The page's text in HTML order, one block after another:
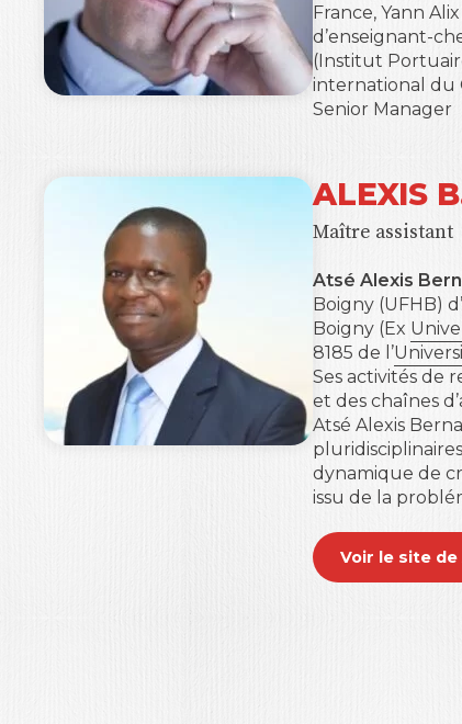
France, Yann
d’enseignant-
(Institut
international du
Senior Manager
ALEXIS
Maître assistant
Atsé Alexis
Boigny (UFHB)
Boigny (Ex
8185 de l’
Ses activités de
et des chaînes
Atsé Alexis
dynamique de
issu de la
Voir le site de